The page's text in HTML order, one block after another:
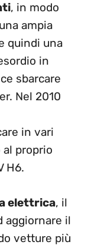
, in modo
ampia
quindi una
in
sbarcare
Nel 2010
in vari
proprio
H6.
elettrica, il
aggiornare il
vetture più